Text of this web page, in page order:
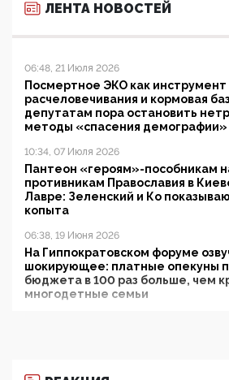
ЛЕНТА НОВОСТЕЙ
06:48, 21 Июля 2026
Посмертное ЭКО как инструмент
расчеловечивания и кормовая
депутатам пора остановить
методы «спасения демографии»
10:34, 07 Июля 2026
Пантеон «героям»-пособникам
противникам Православия в
Лавре: Зеленский и Ко
копыта
06:38, 19 Июня 2026
На Гиппократовском форуме
шокирующее: платные опекуны
бюджета в 100 раз больше, чем
многодетные семьи